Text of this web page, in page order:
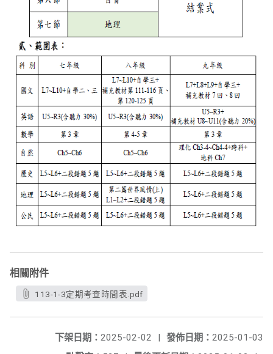
相關附件
113-1-3定期考查時間表.pdf
發佈日期： 2025-01-03
下架日期： 2025-02-02
|